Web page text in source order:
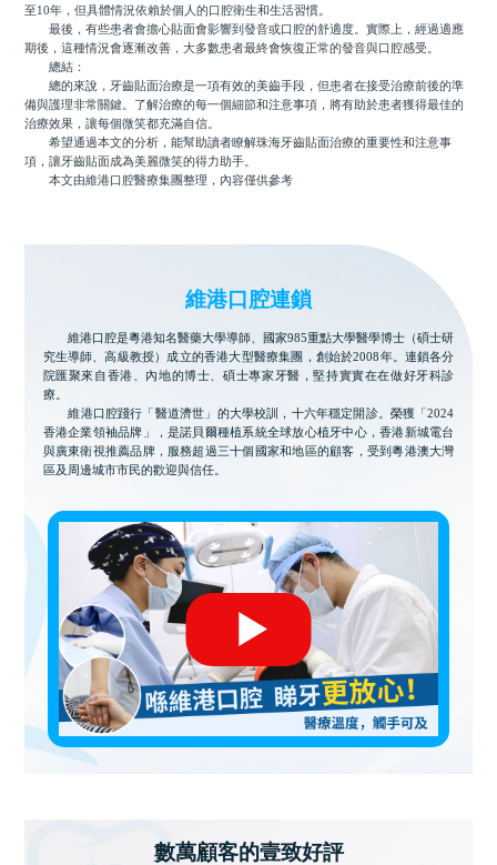
至10年，但具體情況依賴於個人的口腔衛生和生活習慣。
最後，有些患者會擔心貼面會影響到發音或口腔的舒適度。實際上，經過適應
期後，這種情況會逐漸改善，大多數患者最終會恢復正常的發音與口腔感受。
總結：
總的來說，牙齒貼面治療是一項有效的美齒手段，但患者在接受治療前後的準
備與護理非常關鍵。了解治療的每一個細節和注意事項，將有助於患者獲得最佳的
治療效果，讓每個微笑都充滿自信。
希望通過本文的分析，能幫助讀者瞭解珠海牙齒貼面治療的重要性和注意事
項，讓牙齒貼面成為美麗微笑的得力助手。
本文由維港口腔醫療集團整理，內容僅供參考
維港口腔連鎖
維港口腔是粵港知名醫藥大學導師、國家985重點大學醫學博士（碩士研
究生導師、高級教授）成立的香港大型醫療集團，創始於2008年。連鎖各分
院匯聚來自香港、內地的博士、碩士專家牙醫，堅持實實在在做好牙科診
療。
維港口腔踐行「醫道濟世」的大學校訓，十六年穩定開診。榮獲「2024
香港企業領袖品牌」，是諾貝爾種植系統全球放心植牙中心，香港新城電台
與廣東衛視推薦品牌，服務超過三十個國家和地區的顧客，受到粵港澳大灣
區及周邊城市市民的歡迎與信任。
數萬顧客的壹致好評